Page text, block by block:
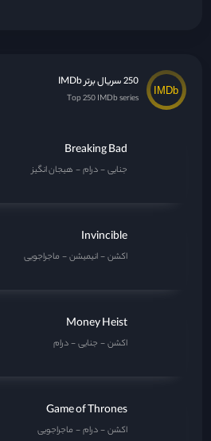
250 سریال برتر IMDb
Top 250 IMDb series
Breaking Bad
جنایی درام هیجان انگیز
Invincible
اکشن انیمیشن ماجراجویی
Money Heist
اکشن جنایی درام
Game of Thrones
اکشن درام ماجراجویی